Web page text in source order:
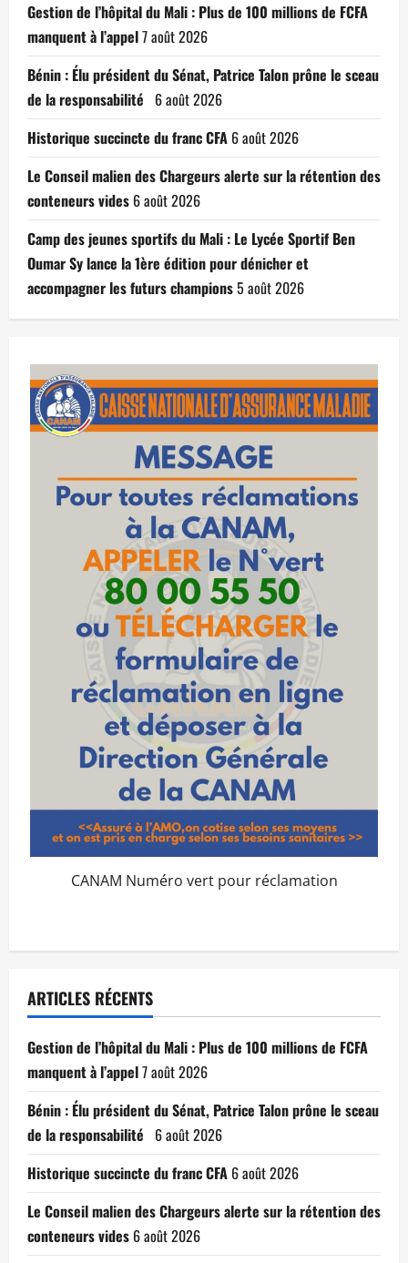
Gestion de l’hôpital du Mali : Plus de 100 millions de FCFA
manquent à l’appel7 août 2026
Bénin : Élu président du Sénat, Patrice Talon prône le sceau
de la responsabilité 6 août 2026
Historique succincte du franc CFA 6 août 2026
Le Conseil malien des Chargeurs alerte sur la rétention des
conteneurs vides 6 août 2026
Camp des jeunes sportifs du Mali : Le Lycée Sportif Ben
Oumar Sy lance la 1ère édition pour dénicher et
accompagner les futurs champions5 août 2026
CANAM Numéro vert pour réclamation
ARTICLES RÉCENTS
Gestion de l’hôpital du Mali : Plus de 100 millions de FCFA
manquent à l’appel7 août 2026
Bénin : Élu président du Sénat, Patrice Talon prône le sceau
de la responsabilité 6 août 2026
Historique succincte du franc CFA 6 août 2026
Le Conseil malien des Chargeurs alerte sur la rétention des
conteneurs vides 6 août 2026